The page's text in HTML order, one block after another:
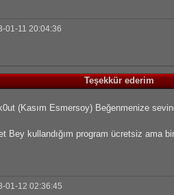
01-11 20:04:36
Teşekkür ederim
(Kasım Esmersoy) Beğenmenize
Bey kullandığım program ücretsiz ama
01-12 02:36:45